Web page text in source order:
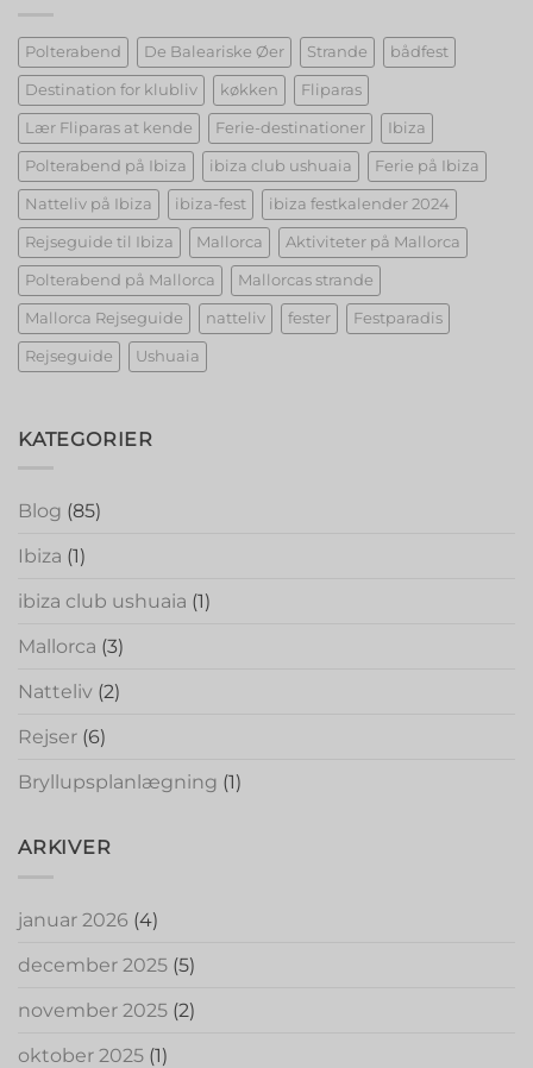
Polterabend De Baleariske Øer Strande bådfest
Destination for klubliv køkken Fliparas
Lær Fliparas at kende Ferie-destinationer Ibiza
Polterabend på Ibiza ibiza club ushuaia Ferie på Ibiza
Natteliv på Ibiza ibiza-fest ibiza festkalender 2024
Rejseguide til Ibiza Mallorca Aktiviteter på Mallorca
Polterabend på Mallorca Mallorcas strande
Mallorca Rejseguide natteliv fester Festparadis
Rejseguide Ushuaia
KATEGORIER
Blog (85)
Ibiza (1)
ibiza club ushuaia (1)
Mallorca (3)
Natteliv (2)
Rejser (6)
Bryllupsplanlægning (1)
ARKIVER
januar 2026 (4)
december 2025 (5)
november 2025 (2)
oktober 2025 (1)